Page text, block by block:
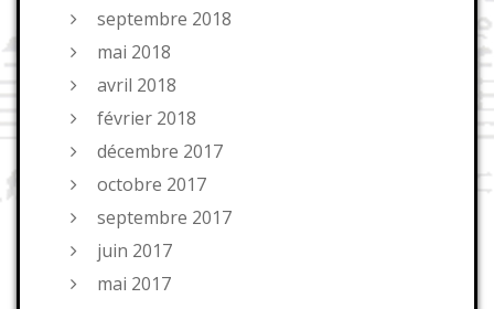
septembre 2018
mai 2018
avril 2018
février 2018
décembre 2017
octobre 2017
septembre 2017
juin 2017
mai 2017